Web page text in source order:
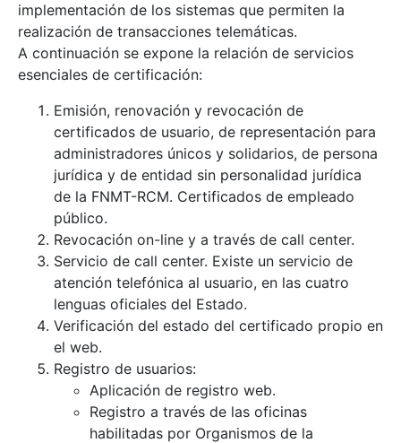
Mostrar/Ocultar
implementación de los sistemas que permiten la
realización de transacciones telemáticas.
A continuación se expone la relación de servicios
esenciales de certificación:
Emisión, renovación y revocación de
certificados de usuario, de representación para
administradores únicos y solidarios, de persona
jurídica y de entidad sin personalidad jurídica
de la FNMT-RCM. Certificados de empleado
público.
Revocación on-line y a través de call center.
Servicio de call center. Existe un servicio de
atención telefónica al usuario, en las cuatro
lenguas oficiales del Estado.
Verificación del estado del certificado propio en
el web.
Registro de usuarios:
Aplicación de registro web.
Registro a través de las oficinas
habilitadas por Organismos de la